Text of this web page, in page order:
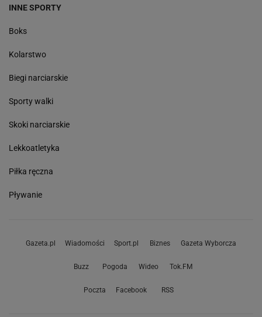
INNE SPORTY
Boks
Kolarstwo
Biegi narciarskie
Sporty walki
Skoki narciarskie
Lekkoatletyka
Piłka ręczna
Pływanie
Gazeta.pl Wiadomości Sport.pl Biznes Gazeta Wyborcza
Buzz Pogoda Wideo Tok.FM
Poczta Facebook RSS